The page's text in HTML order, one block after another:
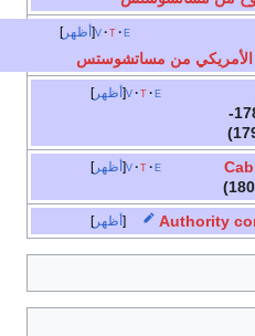
أظهر v t e
الأمريكي من مساتشوستس
أظهر v t e
(1789-
أظهر v t e
أظهر Authority